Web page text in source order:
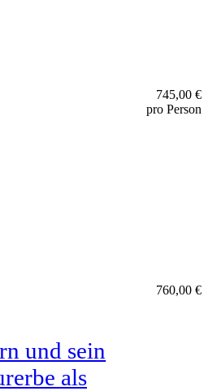
745,00 €
pro Person
760,00 €
und sein
als